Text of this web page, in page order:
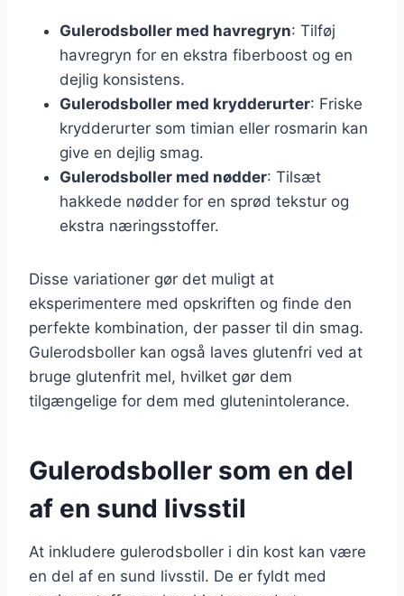
Gulerodsboller med havregryn: Tilføj
havregryn for en ekstra fiberboost og en
dejlig konsistens.
Gulerodsboller med krydderurter: Friske
krydderurter som timian eller rosmarin kan
give en dejlig smag.
Gulerodsboller med nødder: Tilsæt
hakkede nødder for en sprød tekstur og
ekstra næringsstoffer.
Disse variationer gør det muligt at
eksperimentere med opskriften og finde den
perfekte kombination, der passer til din smag.
Gulerodsboller kan også laves glutenfri ved at
bruge glutenfrit mel, hvilket gør dem
tilgængelige for dem med glutenintolerance.
Gulerodsboller som en del
af en sund livsstil
At inkludere gulerodsboller i din kost kan være
en del af en sund livsstil. De er fyldt med